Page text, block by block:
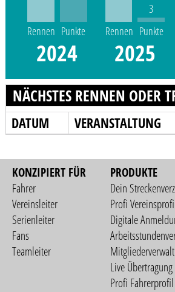
Rennen Punkte
2024
Rennen
3
Punkte
2025
NÄCHSTES RENNEN ODER
DATUM VERANSTALTUNG
KONZIPIERT FÜR
Fahrer
Vereinsleiter
Serienleiter
Fans
Teamleiter
PRODUKTE
Dein
Profi
Digitale
Live Übertragung
Profi Fahrerprofil